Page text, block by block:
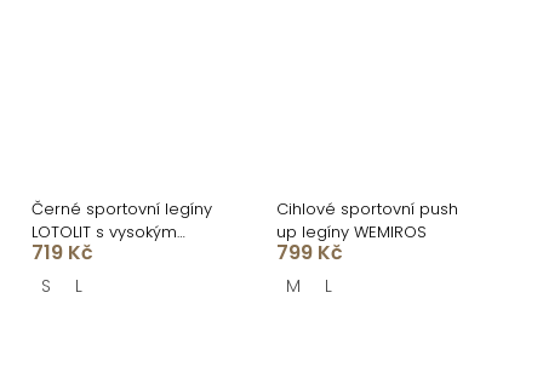
Černé sportovní legíny
LOTOLIT s vysokým
pasem
719 Kč
S L
Cihlové sportovní push
up legíny WEMIROS
799 Kč
M L